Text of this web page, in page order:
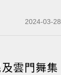
2024-03-28
雲門舞集